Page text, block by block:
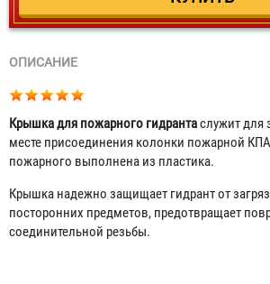
ОПИСАНИЕ
Крышка для пожарного гидрантаслужит для
месте присоединения колонки пожарной
пожарного выполнена из пластика.
Крышка надежно защищает гидрант от
посторонних предметов, предотвращает
соединительной резьбы.